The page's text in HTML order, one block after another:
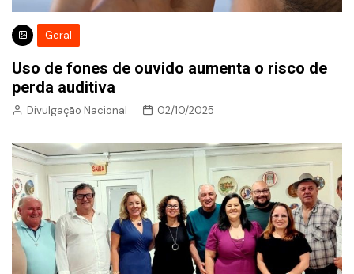
Geral
Uso de fones de ouvido aumenta o risco de
perda auditiva
Divulgação Nacional 02/10/2025